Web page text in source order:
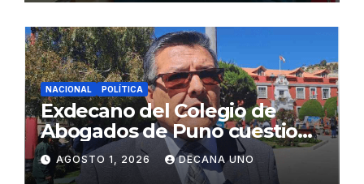
NACIONAL POLÍTICA
Exdecano del Colegio de
Abogados de Puno cuestiona
propuestas sobre seguridad
ciudadana
AGOSTO 1, 2026 DECANA UNO